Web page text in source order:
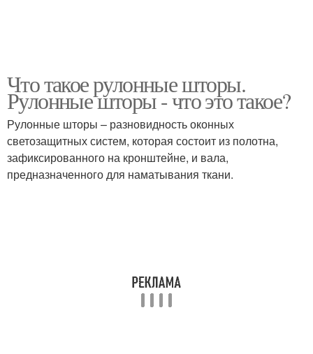
Что такое рулонные шторы.
Рулонные шторы - что это такое?
Рулонные шторы – разновидность оконных
светозащитных систем, которая состоит из полотна,
зафиксированного на кронштейне, и вала,
предназначенного для наматывания ткани.